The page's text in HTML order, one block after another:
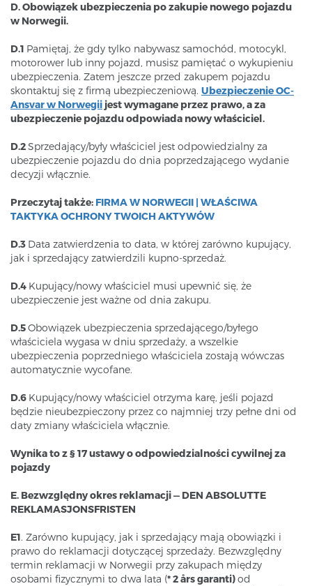
D. Obowiązek ubezpieczenia po zakupie nowego pojazdu
w Norwegii.
D.1 Pamiętaj, że gdy tylko nabywasz samochód, motocykl,
motorower lub inny pojazd, musisz pamiętać o wykupieniu
ubezpieczenia. Zatem jeszcze przed zakupem pojazdu
skontaktuj się z firmą ubezpieczeniową. Ubezpieczenie OC-
Ansvar w Norwegii jest wymagane przez prawo, a za
ubezpieczenie pojazdu odpowiada nowy właściciel.
D.2Sprzedający/były właściciel jest odpowiedzialny za
ubezpieczenie pojazdu do dnia poprzedzającego wydanie
decyzji włącznie.
Przeczytaj także: FIRMA W NORWEGII | WŁAŚCIWA
TAKTYKA OCHRONY TWOICH AKTYWÓW
D.3 Data zatwierdzenia to data, w której zarówno kupujący,
jak i sprzedający zatwierdzili kupno-sprzedaż.
D.4 Kupujący/nowy właściciel musi upewnić się, że
ubezpieczenie jest ważne od dnia zakupu.
D.5Obowiązek ubezpieczenia sprzedającego/byłego
właściciela wygasa w dniu sprzedaży, a wszelkie
ubezpieczenia poprzedniego właściciela zostają wówczas
automatycznie wycofane.
D.6 Kupujący/nowy właściciel otrzyma karę, jeśli pojazd
będzie nieubezpieczony przez co najmniej trzy pełne dni od
daty zmiany właściciela włącznie.
Wynika to z § 17 ustawy o odpowiedzialności cywilnej za
pojazdy
E. Bezwzględny okres reklamacji — DEN ABSOLUTTE
REKLAMASJONSFRISTEN
E1. Zarówno kupujący, jak i sprzedający mają obowiązki i
prawo do reklamacji dotyczącej sprzedaży. Bezwzględny
termin reklamacji w Norwegii przy zakupach między
osobami fizycznymi to dwa lata (* 2 års garanti)od